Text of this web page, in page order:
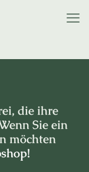
die ihre
Sie ein
möchten